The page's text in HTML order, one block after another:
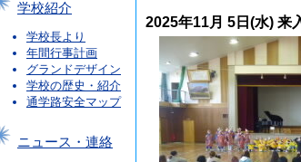
学校紹介
学校長より
年間行事計画
グランドデザイン
学校の歴史・紹介
通学路安全マップ
ニュース・連絡
2025年11月 5日(水) 来